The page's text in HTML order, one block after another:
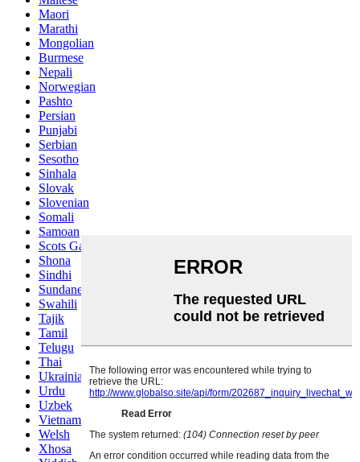
Maori
Marathi
Mongolian
Burmese
Nepali
Norwegian
Pashto
Persian
Punjabi
Serbian
Sesotho
Sinhala
Slovak
Slovenian
Somali
Samoan
Scots Gaelic
Shona
Sindhi
Sundanese
Swahili
Tajik
Tamil
Telugu
Thai
Ukrainian
Urdu
Uzbek
Vietnamese
Welsh
Xhosa